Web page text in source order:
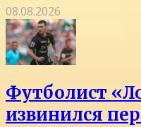
08.08.2026
Футболист
извинился